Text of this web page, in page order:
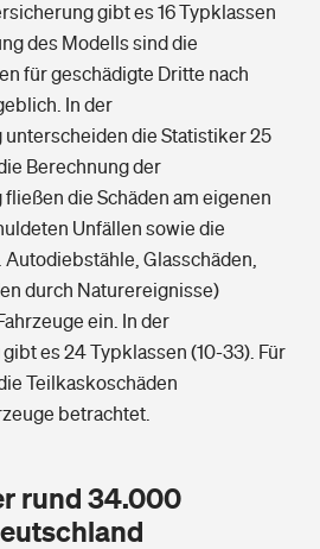
gibt es 16 Typklassen
des Modells sind die
für geschädigte Dritte nach
In der
die Statistiker 25
Berechnung der
die Schäden am eigenen
Unfällen sowie die
Glasschäden,
durch Naturereignisse)
ein. In der
es 24 Typklassen (10-33). Für
Teilkaskoschäden
betrachtet.
rund 34.000